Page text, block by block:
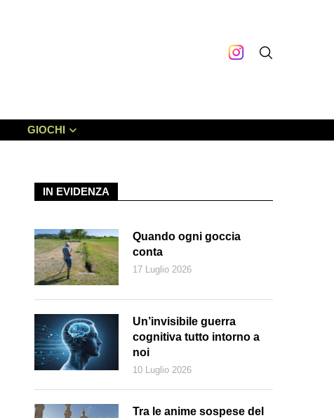
GIOCHI
IN EVIDENZA
Quando ogni goccia
conta
17 Luglio 2026
Un’invisibile guerra
cognitiva tutto intorno a
noi
10 Luglio 2026
Tra le anime sospese del